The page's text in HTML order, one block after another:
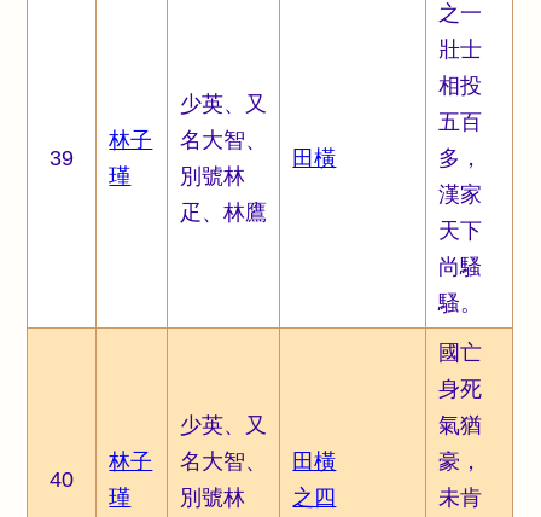
39
林子
瑾
少英、又
名大智、
別號林
疋、林鷹
田橫
之一
壯士
相投
五百
多，
漢家
天下
尚騷
騷。
40
林子
瑾
少英、又
名大智、
別號林
田橫
之四
國亡
身死
氣猶
豪，
未肯